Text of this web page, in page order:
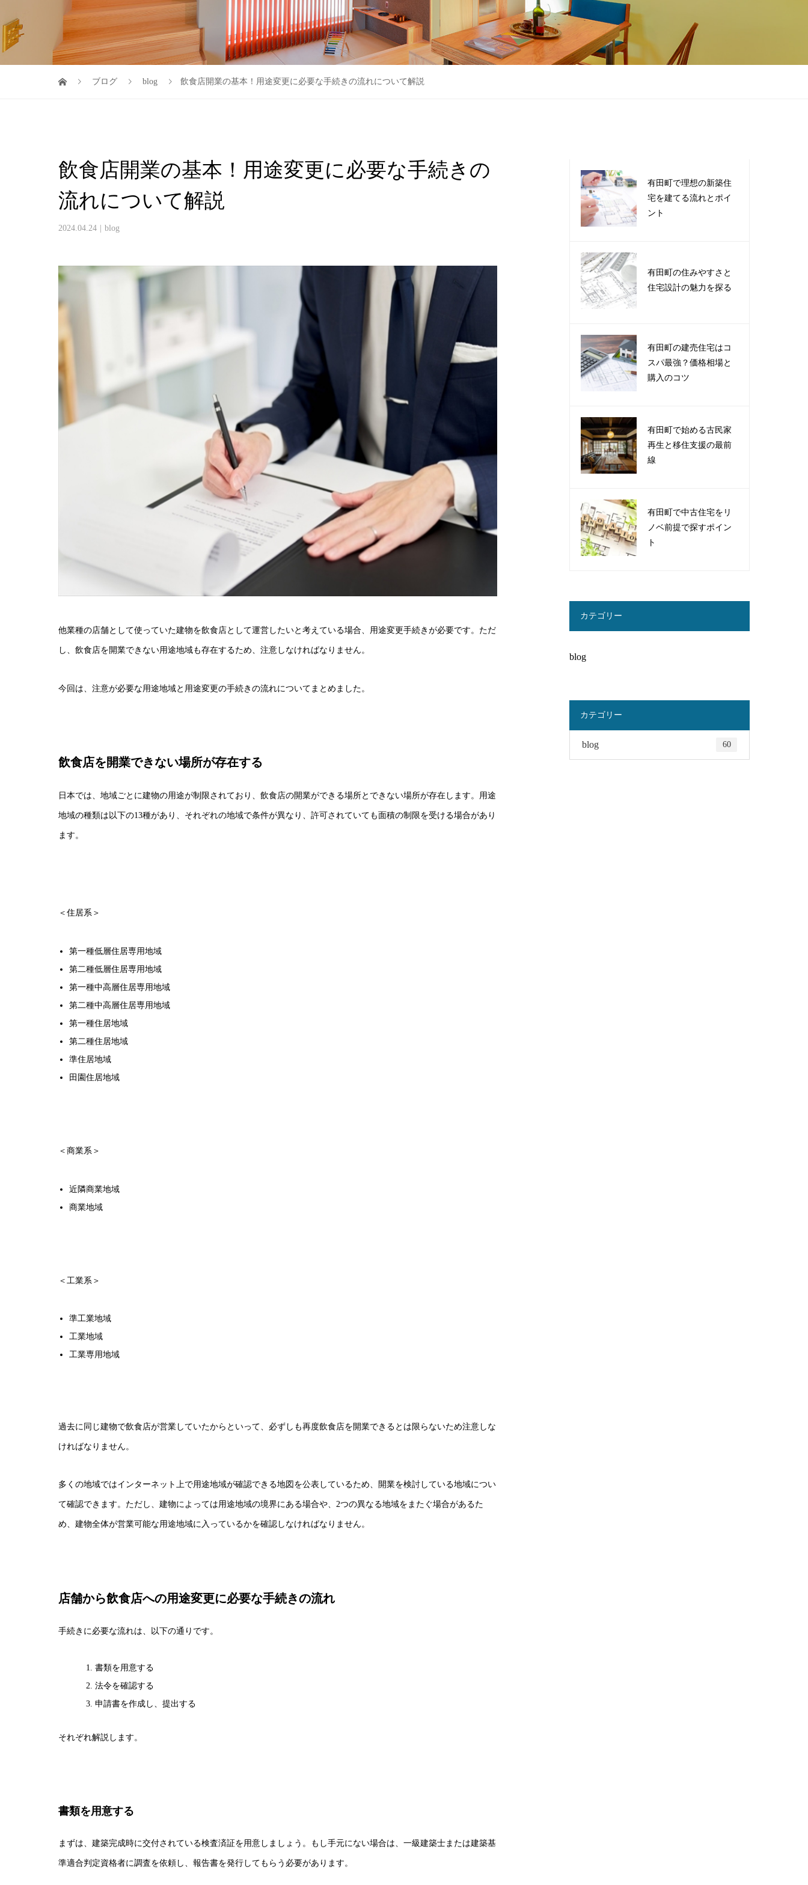
ブログ blog 飲食店開業の基本！用途変更に必要な手続きの流れについて解説
飲食店開業の基本！用途変更に必要な手続きの
流れについて解説
2024.04.24 blog
他業種の店舗として使っていた建物を飲食店として運営したいと考えている場合、用途変更手続きが必要です。ただ
し、飲食店を開業できない用途地域も存在するため、注意しなければなりません。
今回は、注意が必要な用途地域と用途変更の手続きの流れについてまとめました。
飲食店を開業できない場所が存在する
日本では、地域ごとに建物の用途が制限されており、飲食店の開業ができる場所とできない場所が存在します。用途
地域の種類は以下の13種があり、それぞれの地域で条件が異なり、許可されていても面積の制限を受ける場合があり
ます。
＜住居系＞
第一種低層住居専用地域
第二種低層住居専用地域
第一種中高層住居専用地域
第二種中高層住居専用地域
第一種住居地域
第二種住居地域
準住居地域
田園住居地域
＜商業系＞
近隣商業地域
商業地域
＜工業系＞
準工業地域
工業地域
工業専用地域
過去に同じ建物で飲食店が営業していたからといって、必ずしも再度飲食店を開業できるとは限らないため注意しな
ければなりません。
多くの地域ではインターネット上で用途地域が確認できる地図を公表しているため、開業を検討している地域につい
て確認できます。ただし、建物によっては用途地域の境界にある場合や、2つの異なる地域をまたぐ場合があるた
め、建物全体が営業可能な用途地域に入っているかを確認しなければなりません。
店舗から飲食店への用途変更に必要な手続きの流れ
手続きに必要な流れは、以下の通りです。
書類を用意する
法令を確認する
申請書を作成し、提出する
それぞれ解説します。
書類を用意する
まずは、建築完成時に交付されている検査済証を用意しましょう。もし手元にない場合は、一級建築士または建築基
準適合判定資格者に調査を依頼し、報告書を発行してもらう必要があります。
有田町で理想の新築住
宅を建てる流れとポイ
ント
有田町の住みやすさと
住宅設計の魅力を探る
有田町の建売住宅はコ
スパ最強？価格相場と
購入のコツ
有田町で始める古民家
再生と移住支援の最前
線
有田町で中古住宅をリ
ノベ前提で探すポイン
ト
カテゴリー
blog
カテゴリー
blog 60